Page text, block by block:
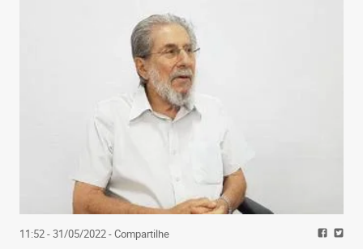
11:52 - 31/05/2022- Compartilhe